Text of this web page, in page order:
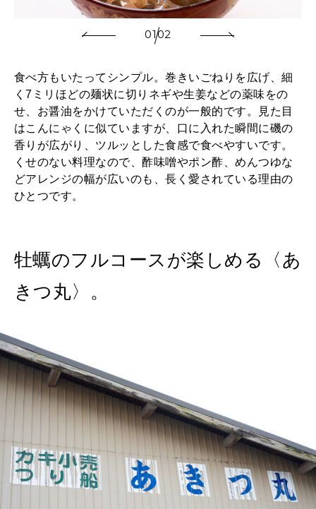
0102
食べ方もいたってシンプル。巻きいごねりを広げ、細
く7ミリほどの麺状に切りネギや生姜などの薬味をの
せ、お醤油をかけていただくのが一般的です。見た目
はこんにゃくに似ていますが、口に入れた瞬間に磯の
香りが広がり、ツルッとした食感で食べやすいです。
くせのない料理なので、酢味噌やポン酢、めんつゆな
どアレンジの幅が広いのも、長く愛されている理由の
ひとつです。
牡蠣のフルコースが楽しめる〈あ
きつ丸〉。